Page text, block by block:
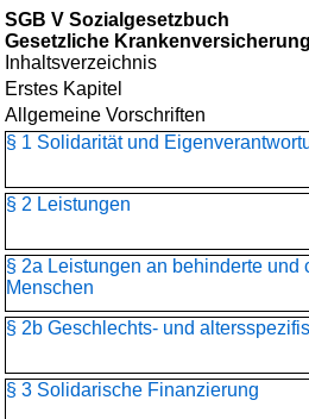
SGB V Sozialgesetzbuch
Gesetzliche Krankenversicherung
Inhaltsverzeichnis
Erstes Kapitel
Allgemeine Vorschriften
§ 1 Solidarität und
§ 2 Leistungen
§ 2a Leistungen an behinderte und
Menschen
§ 2b Geschlechts- und
§ 3 Solidarische Finanzierung